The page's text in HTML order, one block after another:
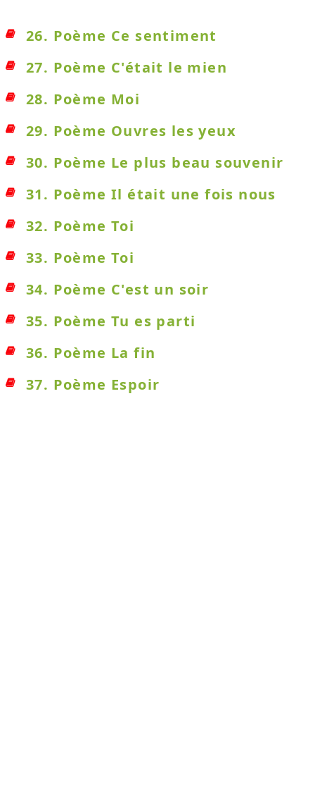
26. Poème Ce sentiment
27. Poème C'était le mien
28. Poème Moi
29. Poème Ouvres les yeux
30. Poème Le plus beau souvenir
31. Poème Il était une fois nous
32. Poème Toi
33. Poème Toi
34. Poème C'est un soir
35. Poème Tu es parti
36. Poème La fin
37. Poème Espoir